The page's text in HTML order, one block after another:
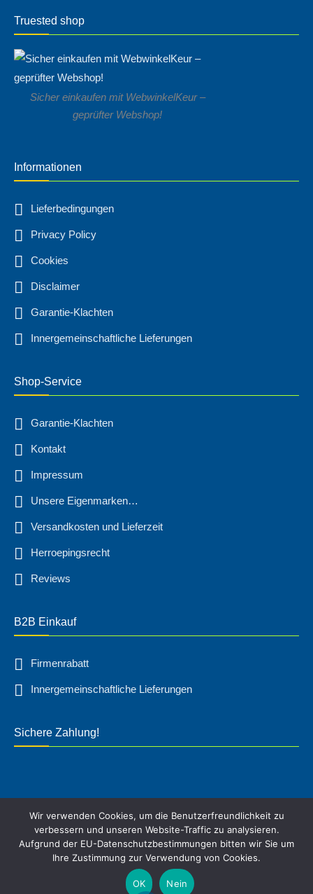
Truested shop
Sicher einkaufen mit WebwinkelKeur –
geprüfter Webshop!
Informationen
Lieferbedingungen
Privacy Policy
Cookies
Disclaimer
Garantie-Klachten
Innergemeinschaftliche Lieferungen
Shop-Service
Garantie-Klachten
Kontakt
Impressum
Unsere Eigenmarken…
Versandkosten und Lieferzeit
Herroepingsrecht
Reviews
B2B Einkauf
Firmenrabatt
Innergemeinschaftliche Lieferungen
Sichere Zahlung!
* Alle Preise inkl. gesetzl. Mehrwertsteuer, zzgl.
Versandkosten, sofern nicht anders angegeben. ©
Wir verwenden Cookies, um die Benutzerfreundlichkeit zu
verbessern und unseren Website-Traffic zu analysieren.
Aufgrund der EU-Datenschutzbestimmungen bitten wir Sie um
Ihre Zustimmung zur Verwendung von Cookies.
OK Nein